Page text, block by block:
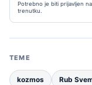
Potrebno je biti prijavljen
trenutku.
TEME
kozmos Rub